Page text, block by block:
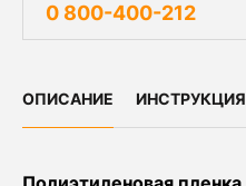
0 800-400-212
ОПИСАНИЕ ИНСТРУКЦИЯ